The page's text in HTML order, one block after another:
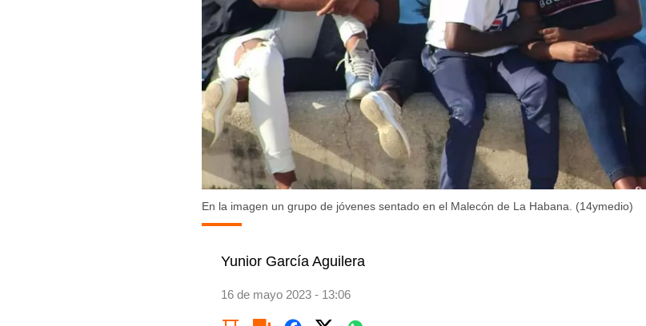
En la imagen un grupo de jóvenes sentado en el Malecón de La Habana. (14ymedio)
Yunior García Aguilera
16 de mayo 2023 - 13:06